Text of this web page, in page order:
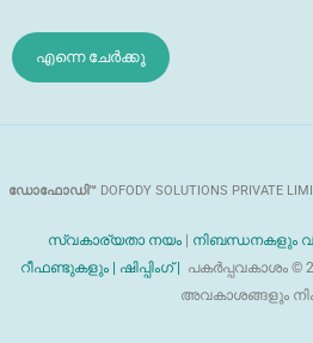
എന്നെ ചേർക്കൂ
ഡോഫോഡി™ DOFODY SOLUTIONS
സ്വകാര്യതാ നയം | നിബന്ധനകളും
റീഫണ്ടുകളും | ഷിപ്പിംഗ് | പകർപ്പവകാശം ©
അവകാശങ്ങളും